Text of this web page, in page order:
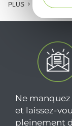
PLUS
Ne
et laissez-
pleinement